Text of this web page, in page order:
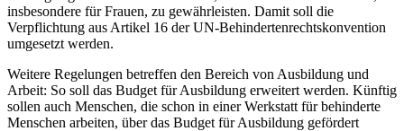
insbesondere für Frauen, zu gewährleisten. Damit soll die
Verpflichtung aus Artikel 16 der UN-Behindertenrechtskonvention
umgesetzt werden.
Weitere Regelungen betreffen den Bereich von Ausbildung und
Arbeit: So soll das Budget für Ausbildung erweitert werden. Künftig
sollen auch Menschen, die schon in einer Werkstatt für behinderte
Menschen arbeiten, über das Budget für Ausbildung gefördert